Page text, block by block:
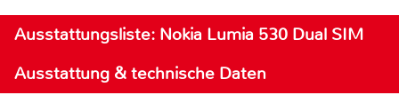
Ausstattungsliste: Nokia Lumia 530 Dual SIM
Ausstattung & technische Daten